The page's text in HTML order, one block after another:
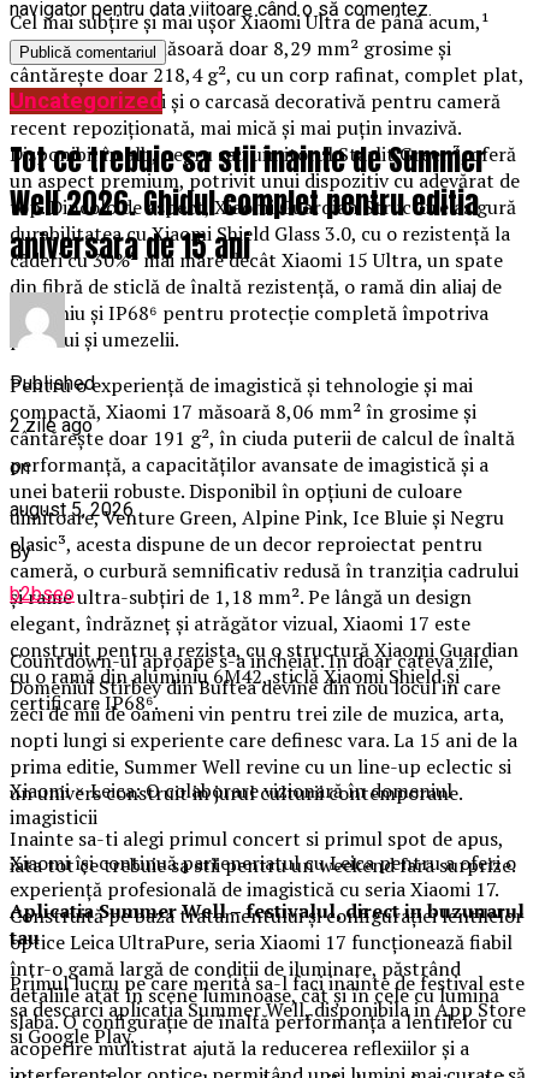
Cel mai subțire și mai ușor Xiaomi Ultra de până acum,¹
Xiaomi 17 Ultra măsoară doar 8,29 mm² grosime și
cântărește doar 218,4 g², cu un corp rafinat, complet plat,
rame ultra-subțiri și o carcasă decorativă pentru cameră
recent repoziționată, mai mică și mai puțin invazivă.
Disponibil în alb, negru sau uimitorul Starlit Green³, oferă
un aspect premium, potrivit unui dispozitiv cu adevărat de
top. Dincolo de aspect, Xiaomi Guardian Structure asigură
durabilitatea cu Xiaomi Shield Glass 3.0, cu o rezistență la
căderi cu 30%² mai mare decât Xiaomi 15 Ultra, un spate
din fibră de sticlă de înaltă rezistență, o ramă din aliaj de
aluminiu și IP68⁶ pentru protecție completă împotriva
prafului și umezelii.
Pentru o experiență de imagistică și tehnologie și mai
compactă, Xiaomi 17 măsoară 8,06 mm² în grosime și
cântărește doar 191 g², în ciuda puterii de calcul de înaltă
performanță, a capacităților avansate de imagistică și a
unei baterii robuste. Disponibil în opțiuni de culoare
uimitoare, Venture Green, Alpine Pink, Ice Bluie și Negru
clasic³, acesta dispune de un decor reproiectat pentru
cameră, o curbură semnificativ redusă în tranziția cadrului
și rame ultra-subțiri de 1,18 mm². Pe lângă un design
elegant, îndrăzneț și atrăgător vizual, Xiaomi 17 este
construit pentru a rezista, cu o structură Xiaomi Guardian
cu o ramă din aluminiu 6M42, sticlă Xiaomi Shield și
certificare IP68⁶.
Xiaomi × Leica: O colaborare vizionară în domeniul
imagisticii
Xiaomi își continuă parteneriatul cu Leica pentru a oferi o
experiență profesională de imagistică cu seria Xiaomi 17.
Construită pe baza tratamentului și configurației lentilelor
optice Leica UltraPure, seria Xiaomi 17 funcționează fiabil
într-o gamă largă de condiții de iluminare, păstrând
detaliile atât în ​​scene luminoase, cât și în cele cu lumină
slabă. O configurație de înaltă performanță a lentilelor cu
acoperire multistrat ajută la reducerea reflexiilor și a
navigator pentru data viitoare când o să comentez.
Uncategorized
Tot ce trebuie sa stii inainte de Summer
Well 2026. Ghidul complet pentru editia
aniversara de 15 ani
Published
2 zile ago
on
august 5, 2026
By
b2bseo
Countdown-ul aproape s-a incheiat. In doar cateva zile,
Domeniul Stirbey din Buftea devine din nou locul in care
zeci de mii de oameni vin pentru trei zile de muzica, arta,
nopti lungi si experiente care definesc vara. La 15 ani de la
prima editie, Summer Well revine cu un line-up eclectic si
un univers construit in jurul culturii contemporane.
Inainte sa-ti alegi primul concert si primul spot de apus,
iata tot ce trebuie sa stii pentru un weekend fara surprize.
Aplicatia Summer Well– festivalul, direct in buzunarul
tau
Primul lucru pe care merita sa-l faci inainte de festival este
sa descarci aplicatia Summer Well, disponibila in App Store
si Google Play.